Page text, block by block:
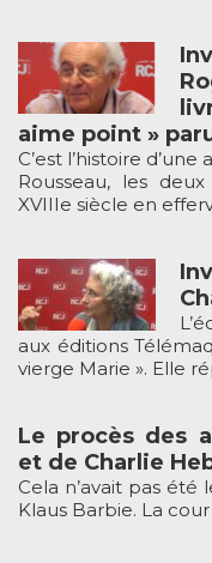
aime point »
C’est l’histoire
Rousseau, les
XVIIIe siècle en
aux éditions
vierge Marie ». Elle
Le procès des
et de Charlie
Cela n’avait pas
Klaus Barbie. La cour